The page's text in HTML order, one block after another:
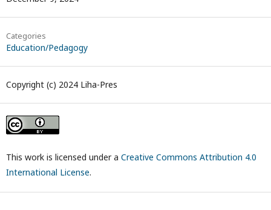
Categories
Education/Pedagogy
Copyright (c) 2024 Liha-Pres
This work is licensed under a Creative Commons Attribution 4.0
International License.